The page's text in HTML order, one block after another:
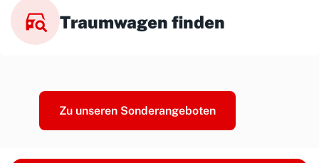
Traumwagen finden
Zu unseren Sonderangeboten